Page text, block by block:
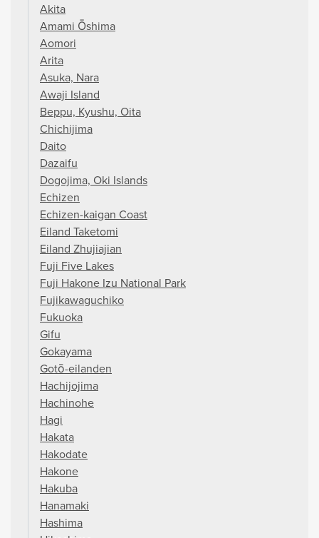
Akita
Amami Ōshima
Aomori
Arita
Asuka, Nara
Awaji Island
Beppu, Kyushu, Oita
Chichijima
Daito
Dazaifu
Dogojima, Oki Islands
Echizen
Echizen-kaigan Coast
Eiland Taketomi
Eiland Zhujiajian
Fuji Five Lakes
Fuji Hakone Izu National Park
Fujikawaguchiko
Fukuoka
Gifu
Gokayama
Gotō-eilanden
Hachijojima
Hachinohe
Hagi
Hakata
Hakodate
Hakone
Hakuba
Hanamaki
Hashima